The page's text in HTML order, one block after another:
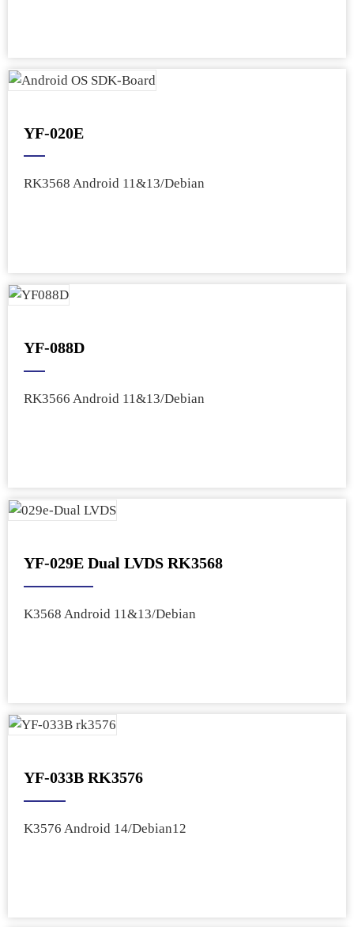
YF-020E
RK3568 Android 11&13/Debian
YF-088D
RK3566 Android 11&13/Debian
YF-029E Dual LVDS RK3568
K3568 Android 11&13/Debian
YF-033B RK3576
K3576 Android 14/Debian12